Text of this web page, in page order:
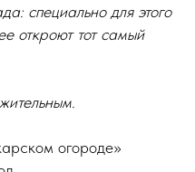
специально для этого
откроют тот самый
огороде»